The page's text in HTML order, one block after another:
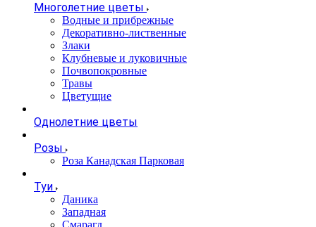
Многолетние цветы
Водные и прибрежные
Декоративно-лиственные
Злаки
Клубневые и луковичные
Почвопокровные
Травы
Цветущие
Однолетние цветы
Розы
Роза Канадская Парковая
Туи
Даника
Западная
Смарагд